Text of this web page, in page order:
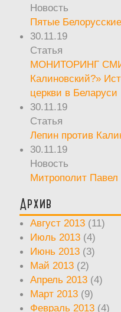
Новость
Пятые
30.11.19
Статья
МОНИТОРИНГ
Калиновский?»
церкви в Беларуси
30.11.19
Статья
Лепин против
30.11.19
Новость
Митрополит Павел
Архив
Август 2013 (11)
Июль 2013 (4)
Июнь 2013 (3)
Май 2013 (2)
Апрель 2013 (4)
Март 2013 (9)
Февраль 2013 (4)